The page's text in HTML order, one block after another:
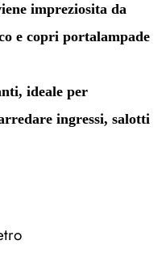
impreziosita da
e copri portalampade
ideale per
ingressi, salotti